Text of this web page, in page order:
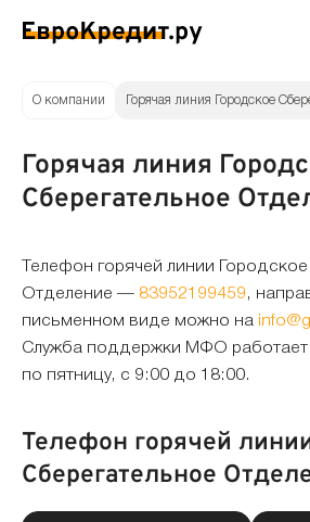
О компании Горячая линия Городское
Горячая линия
Сберегательное
Телефон горячей линии
Отделение — 83952199459 ,
письменном виде можно на
Служба поддержки МФО работает
по пятницу, с 9:00 до 18:00.
Телефон горячей
Сберегательное